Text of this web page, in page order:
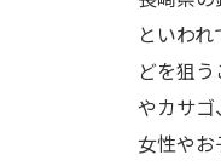
といわ
どを狙
やカサゴ
女性やお